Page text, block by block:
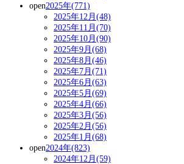
open2025年(771)
2025年12月(48)
2025年11月(70)
2025年10月(90)
2025年9月(68)
2025年8月(46)
2025年7月(71)
2025年6月(63)
2025年5月(69)
2025年4月(66)
2025年3月(56)
2025年2月(56)
2025年1月(68)
open2024年(823)
2024年12月(59)